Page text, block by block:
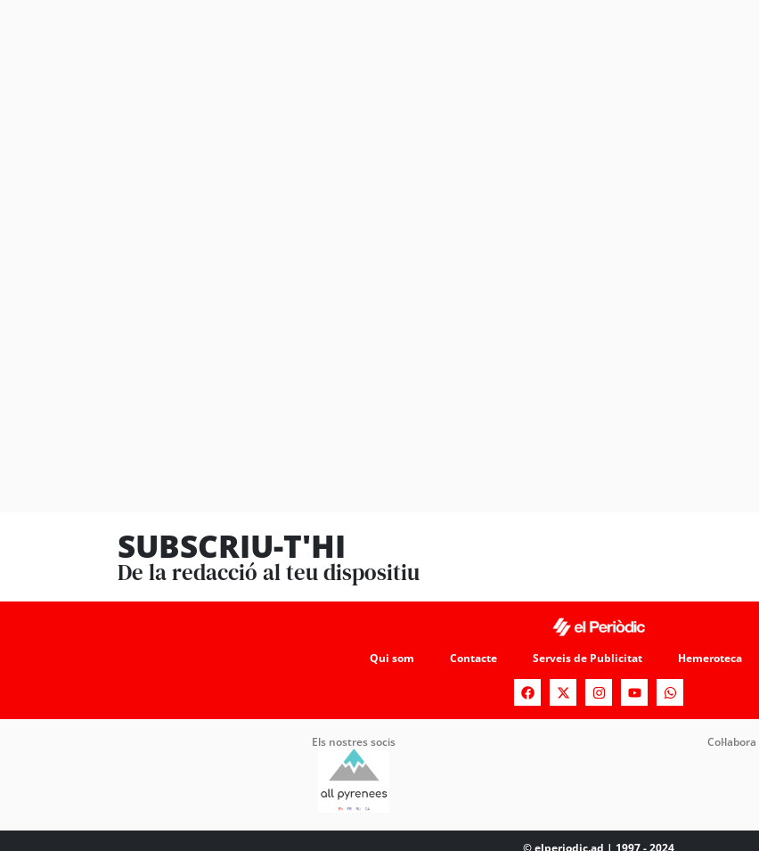
SUBSCRIU-T'HI
De la redacció al teu dispositiu
Qui som Contacte Serveis de Publicitat Hemeroteca
Els nostres socis Col·labora
© elperiodic.ad | 1997 - 2024